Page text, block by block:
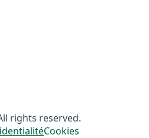
rights reserved.
Cookies